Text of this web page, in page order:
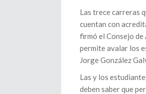
Las trece carreras
cuentan con
firmó el Consejo de
permite avalar los
Jorge González
Las y los
deben saber que